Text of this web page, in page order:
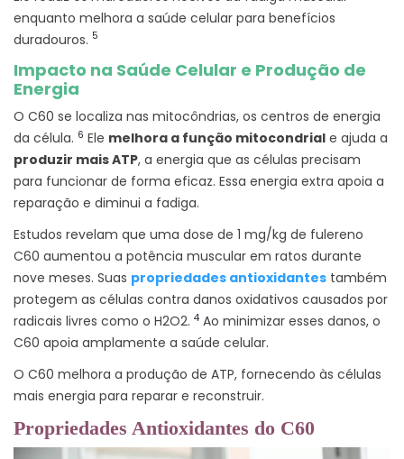
enquanto melhora a saúde celular para benefícios
duradouros. 5
Impacto na Saúde Celular e Produção de
Energia
O C60 se localiza nas mitocôndrias, os centros de energia
da célula. 6 Ele melhora a função mitocondrial e ajuda a
produzir mais ATP, a energia que as células precisam
para funcionar de forma eficaz. Essa energia extra apoia a
reparação e diminui a fadiga.
Estudos revelam que uma dose de 1 mg/kg de fulereno
C60 aumentou a potência muscular em ratos durante
nove meses. Suas propriedades antioxidantes também
protegem as células contra danos oxidativos causados por
radicais livres como o H2O2. 4 Ao minimizar esses danos, o
C60 apoia amplamente a saúde celular.
O C60 melhora a produção de ATP, fornecendo às células
mais energia para reparar e reconstruir.
Propriedades Antioxidantes do C60